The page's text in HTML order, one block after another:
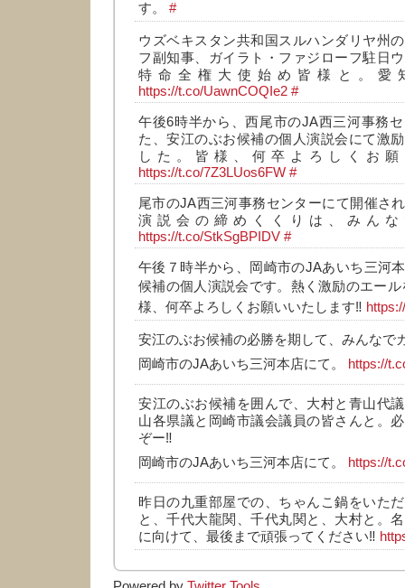
す。 #
ウズベキスタン共和国スルハンダリヤ州
フ副知事、ガイラト・ファジローフ駐日
特命全権大使始め皆様と。愛
https://t.co/UawnCOQIe2 #
午後6時半から、西尾市のJA西三河事務
た、安江のぶお候補の個人演説会にて激
した。皆様、何卒よろしくお
https://t.co/7Z3LUos6FW #
尾市のJA西三河事務センターにて開催さ
演説会の締めくくりは、みん
https://t.co/StkSgBPIDV #
午後７時半から、岡崎市のJAあいち三河
候補の個人演説会です。熱く激励のエール
様、何卒よろしくお願いいたします‼️
安江のぶお候補の必勝を期して、みんなで
岡崎市のJAあいち三河本店にて。
https://
安江のぶお候補を囲んで、大村と青山代
山各県議と岡崎市議会議員の皆さんと。
ぞー‼️
岡崎市のJAあいち三河本店にて。
https://
昨日の九重部屋での、ちゃんこ鍋をいた
と、千代大龍関、千代丸関と、大村と。
に向けて、最後まで頑張ってください‼️